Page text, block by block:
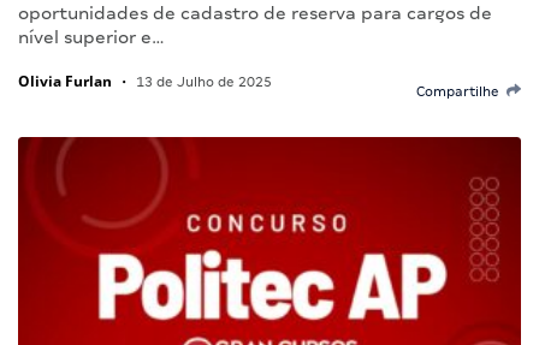
oportunidades de cadastro de reserva para cargos de
nível superior e…
Olivia Furlan • 13 de Julho de 2025
Compartilhe